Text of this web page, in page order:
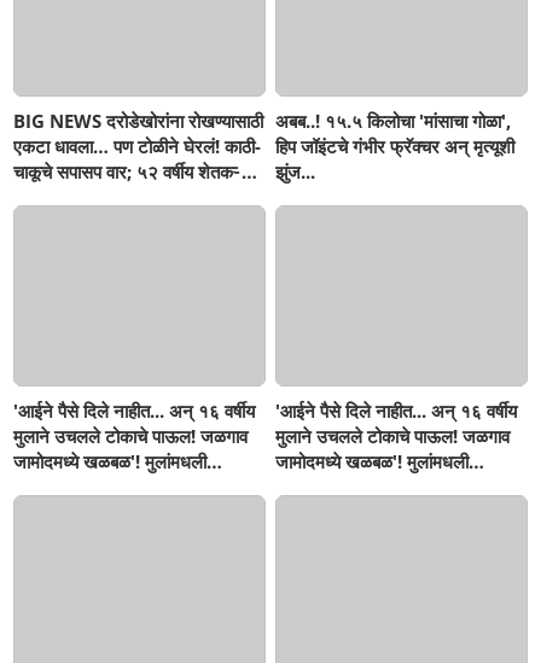
BIG NEWS दरोडेखोरांना रोखण्यासाठी
एकटा धावला… पण टोळीने घेरलं! काठी-
चाकूचे सपासप वार; ५२ वर्षीय शेतकऱ्याचा
अबब..! १५.५ किलोचा 'मांसाचा गोळा',
हिप जॉइंटचे गंभीर फ्रॅक्चर अन् मृत्यूशी
झुंज...
'आईने पैसे दिले नाहीत... अन् १६ वर्षीय
मुलाने उचलले टोकाचे पाऊल! जळगाव
जामोदमध्ये खळबळ'! मुलांमधली
'आईने पैसे दिले नाहीत... अन् १६ वर्षीय
मुलाने उचलले टोकाचे पाऊल! जळगाव
जामोदमध्ये खळबळ'! मुलांमधली